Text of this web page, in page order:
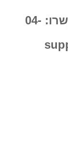
לפרטים נוספים וייעוץ, התקשרו: 04-